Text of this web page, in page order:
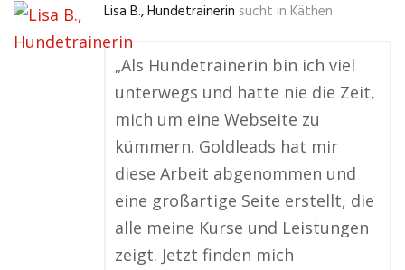
Lisa B., Hundetrainerin sucht in Käthen
„Als Hundetrainerin bin ich viel
unterwegs und hatte nie die Zeit,
mich um eine Webseite zu
kümmern. Goldleads hat mir
diese Arbeit abgenommen und
eine großartige Seite erstellt, die
alle meine Kurse und Leistungen
zeigt. Jetzt finden mich